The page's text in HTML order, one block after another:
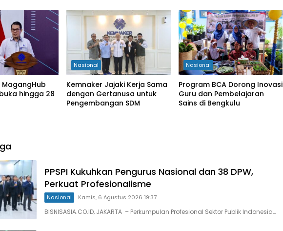
hingga 28
Nasional
Kemnaker Jajaki Kerja Sama
dengan Gertanusa untuk
Pengembangan SDM
Nasional
Program BCA Dorong Inovasi
Guru dan Pembelajaran
Sains di Bengkulu
PPSPI Kukuhkan Pengurus Nasional dan 38 DPW,
Perkuat Profesionalisme
Nasional Kamis, 6 Agustus 2026 19:37
BISNISASIA.CO.ID, JAKARTA – Perkumpulan Profesional Sektor Publik Indonesia…